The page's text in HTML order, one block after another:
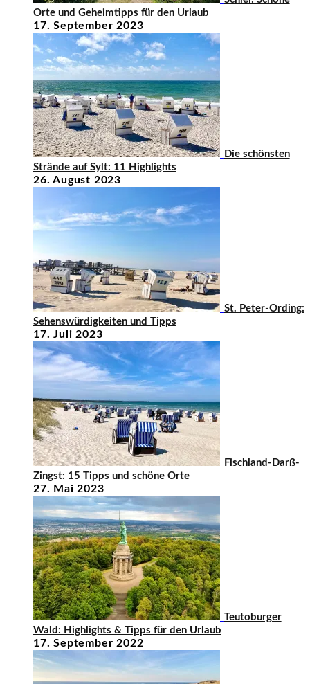
Orte und Geheimtipps für den Urlaub
17. September 2023
Die schönsten
Strände auf Sylt: 11 Highlights
26. August 2023
St. Peter-Ording:
Sehenswürdigkeiten und Tipps
17. Juli 2023
Fischland-Darß-
Zingst: 15 Tipps und schöne Orte
27. Mai 2023
Teutoburger
Wald: Highlights & Tipps für den Urlaub
17. September 2022